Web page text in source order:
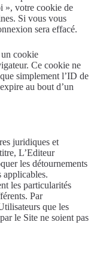
», votre cookie de
Si vous vous
sera effacé.
cookie
Ce cookie ne
simplement l’ID de
au bout d’un
juridiques et
L’Editeur
les détournements
applicables.
les particularités
Par
que les
le Site ne soient pas